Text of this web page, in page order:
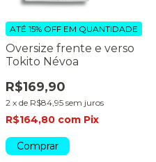
Oversize frente e verso
Tokito Névoa
R$169,90
2 x de R$84,95 sem juros
ATÉ 15% OFF EM QUANTIDADE
R$164,80 com Pix
Comprar